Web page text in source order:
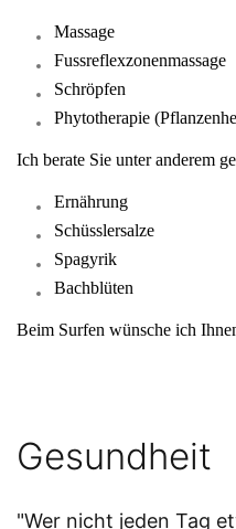
Massage
Fussreflexzonenmassage
Schröpfen
Phytotherapie
Ich berate Sie unter anderem
Ernährung
Schüsslersalze
Spagyrik
Bachblüten
Beim Surfen wünsche ich
Gesundheit
"Wer nicht jeden Tag